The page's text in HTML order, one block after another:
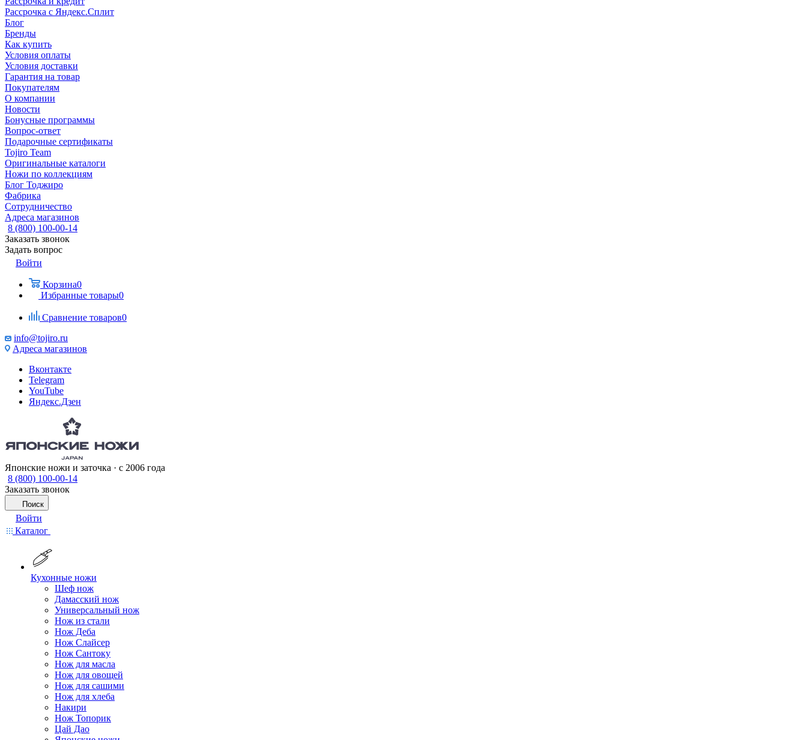
Рассрочка с Яндекс.Сплит
Блог
Бренды
Как купить
Условия оплаты
Условия доставки
Гарантия на товар
Покупателям
О компании
Новости
Бонусные программы
Вопрос-ответ
Подарочные сертификаты
Tojiro Team
Оригинальные каталоги
Ножи по коллекциям
Блог Тоджиро
Фабрика
Сотрудничество
Адреса магазинов
8 (800) 100-00-14
Заказать звонок
Задать вопрос
Войти
Корзина0
Избранные товары0
Сравнение товаров0
info@tojiro.ru
Адреса магазинов
Вконтакте
Telegram
YouTube
Яндекс.Дзен
Японские ножи и заточка · с 2006 года
8 (800) 100-00-14
Заказать звонок
Поиск
Войти
Каталог
Кухонные ножи
Шеф нож
Дамасский нож
Универсальный нож
Нож из стали
Нож Деба
Нож Слайсер
Нож Сантоку
Нож для масла
Нож для овощей
Нож для сашими
Нож для хлеба
Накири
Нож Топорик
Цай Дао